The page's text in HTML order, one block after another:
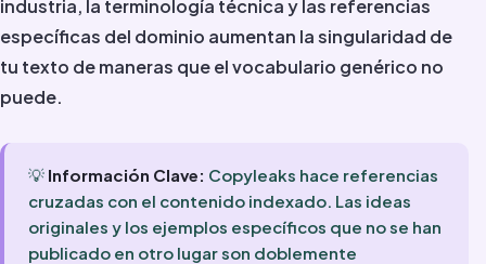
industria, la terminología técnica y las referencias
específicas del dominio aumentan la singularidad de
tu texto de maneras que el vocabulario genérico no
puede.
💡 Información Clave: Copyleaks hace referencias
cruzadas con el contenido indexado. Las ideas
originales y los ejemplos específicos que no se han
publicado en otro lugar son doblemente